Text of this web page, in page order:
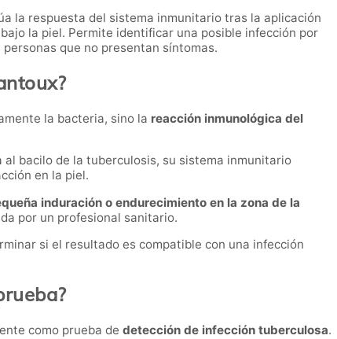
la respuesta del sistema inmunitario tras la aplicación
la piel. Permite identificar una posible infección por
personas que no presentan síntomas.
la bacteria, sino la reacción inmunológica del
bacilo de la tuberculosis, su sistema inmunitario
en la piel.
induración o endurecimiento en la zona de la
por un profesional sanitario.
si el resultado es compatible con una infección
como prueba de detección de infección tuberculosa.